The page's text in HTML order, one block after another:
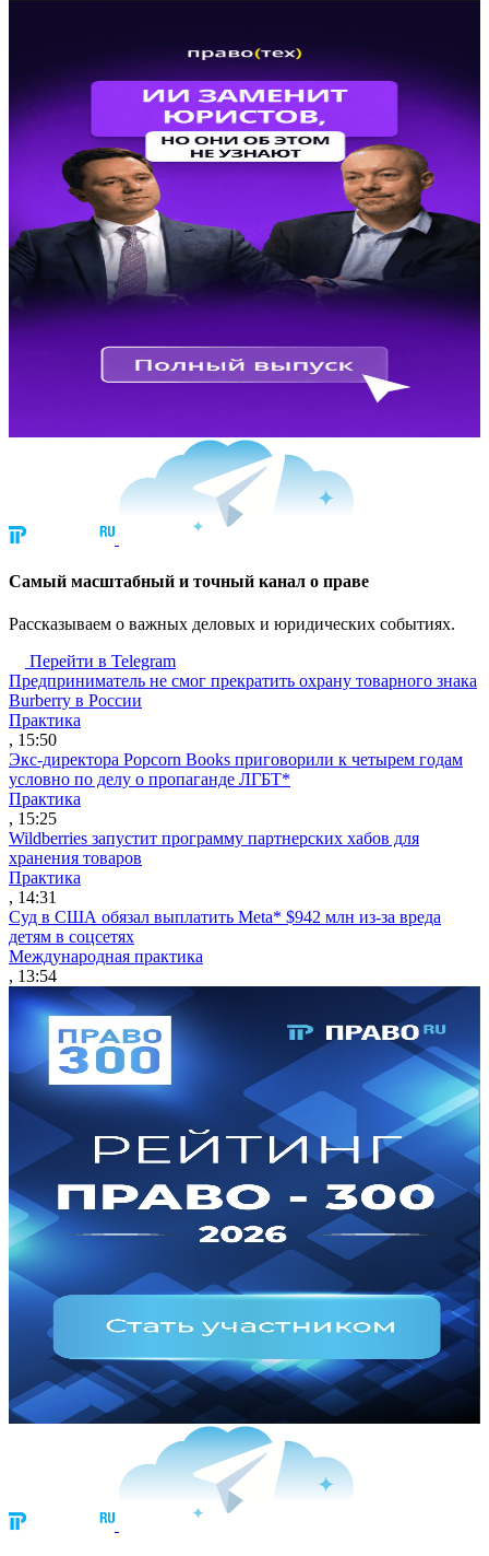
Cамый масштабный и точный канал о праве
Рассказываем о важных деловых и юридических событиях.
Перейти в Telegram
Предприниматель не смог прекратить охрану товарного знака
Burberry в России
Практика
, 15:50
Экс-директора Popcorn Books приговорили к четырем годам
условно по делу о пропаганде ЛГБТ*
Практика
, 15:25
Wildberries запустит программу партнерских хабов для
хранения товаров
Практика
, 14:31
Суд в США обязал выплатить Meta* $942 млн из-за вреда
детям в соцсетях
Международная практика
, 13:54